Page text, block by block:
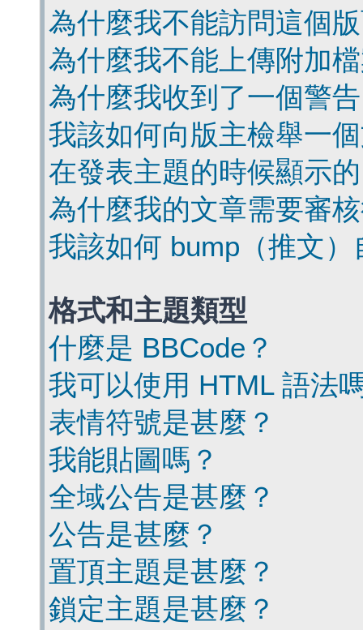
為什麼我不能訪問這個
為什麼我不能上傳附加
為什麼我收到了一個警
我該如何向版主檢舉一
在發表主題的時候顯示
為什麼我的文章需要審
我該如何 bump（推文
格式和主題類型
什麼是 BBCode？
我可以使用 HTML 語法
表情符號是甚麼？
我能貼圖嗎？
全域公告是甚麼？
公告是甚麼？
置頂主題是甚麼？
鎖定主題是甚麼？